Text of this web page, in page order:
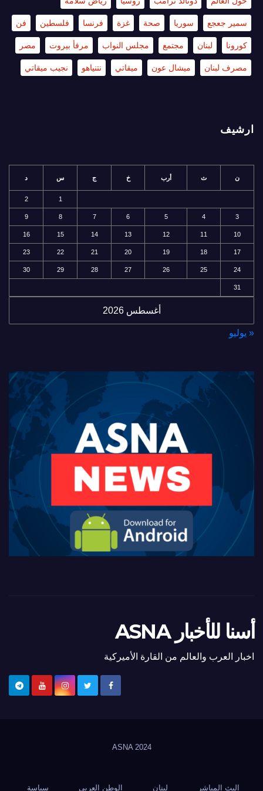
سمير جعجع سوريا صحة غزة فرنسا فلسطين فن
كورونا لبنان مجتمع مجلس النواب مرفأ بيروت مصر
مصرف لبنان ميشال عون ميقاتي نتنياهو نجيب ميقاتي
ارشيف
أغسطس 2026
ن ث أرب خ ج س د
1
2
3
4
5
6
7
8
9
10
11
12
13
14
15
16
17
18
19
20
21
22
23
24
25
26
27
28
29
30
31
« يوليو
أسنا للأخبار ASNA
اخبار العرب والعالم من القارة الأميركية
ASNA 2024
البث المباشر لبنان الوطن العربي سياسة